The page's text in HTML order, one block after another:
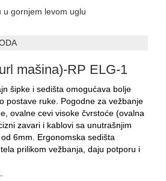
u gornjem levom uglu
mašina)-RP ELG-1
šipke i sedišta omogućava bolje
postave ruke. Pogodne za vežbanje
ovalne cevi visoke čvrstoće (ovalna
zavari i kablovi sa unutrašnjim
6mm. Ergonomska sedišta
prilikom vežbanja, daju potporu i